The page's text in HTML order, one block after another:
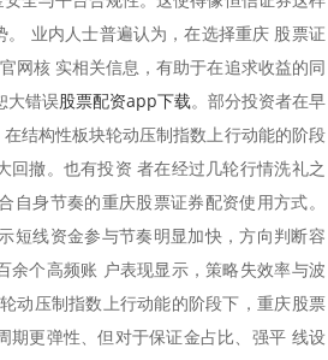
业内人士普遍认为，在选择重庆 股票证
网核 实相关信息，有助于在追求收益的同
大错误股票配资app下载。部分投资者在早
结构性板块轮动压制指数上行动能的阶段
回撤。也有投资 者在经过几轮行情洗礼之
身节奏的重庆股票证券配资使用方式。
短线资金参与节奏明显加快，方向判断容
余个高频账 户表现显示，策略失效率与波
动压制指数上行动能的阶段下，重庆股票
期更弹性、但对于保证金占比、强平 线设